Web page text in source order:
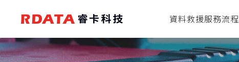
資料救援服務流程